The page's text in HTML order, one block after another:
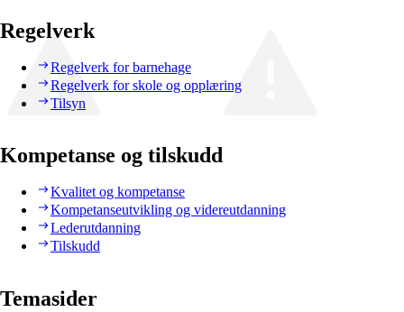
Regelverk
Regelverk for barnehage
Regelverk for skole og opplæring
Tilsyn
Kompetanse og tilskudd
Kvalitet og kompetanse
Kompetanseutvikling og videreutdanning
Lederutdanning
Tilskudd
Temasider